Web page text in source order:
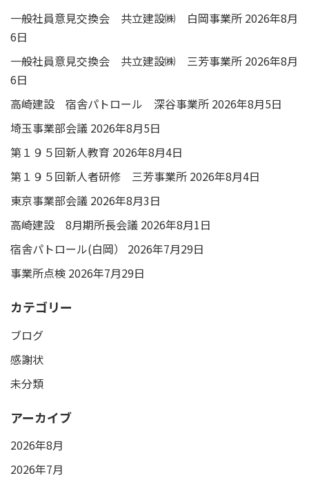
一般社員意見交換会 共立建設㈱ 白岡事業所 2026年8月
6日
一般社員意見交換会 共立建設㈱ 三芳事業所 2026年8月
6日
高崎建設 宿舎パトロール 深谷事業所 2026年8月5日
埼玉事業部会議 2026年8月5日
第１９５回新人教育 2026年8月4日
第１９５回新人者研修 三芳事業所 2026年8月4日
東京事業部会議 2026年8月3日
高崎建設 8月期所長会議 2026年8月1日
宿舎パトロール(白岡）
2026年7月29日
事業所点検 2026年7月29日
カテゴリー
ブログ
感謝状
未分類
アーカイブ
2026年8月
2026年7月